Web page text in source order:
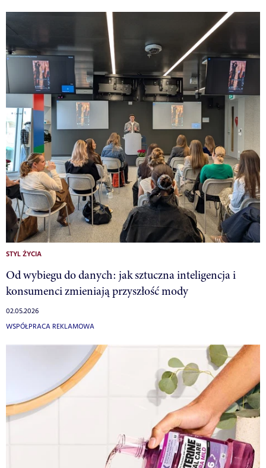
STYL ŻYCIA
Od wybiegu do danych: jak sztuczna inteligencja i
konsumenci zmieniają przyszłość mody
02.05.2026
WSPÓŁPRACA REKLAMOWA